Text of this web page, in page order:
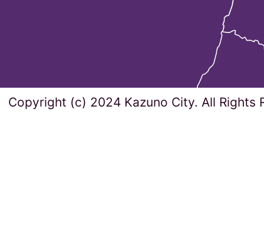
Copyright (c) 2024 Kazuno City. All Rights